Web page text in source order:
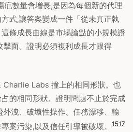
疤數量會增長,是因為每個新的代理
式,讓答案變成一件「從未真正執
條成長曲線是市場論點的小規模證
擊面。證明必須複利成長才跟得
Labs 撞上的相同形狀。也
的相同形狀。證明問題不止於完成
洩、破壞性操作、任務漂移、輸
案污染,以及信任引導被破壞。
1517